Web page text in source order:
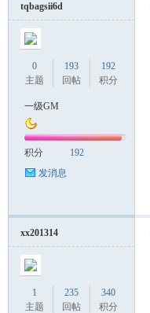
tqbagsii6d
0
主题
193
回帖
192
积分
一级GM
积分
192
发消息
xx201314
1
主题
235
回帖
340
积分